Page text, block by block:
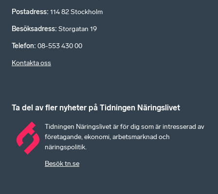
Postadress: 114 82 Stockholm
Besöksadress: Storgatan 19
Telefon: 08-553 430 00
Kontakta oss
Ta del av fler nyheter på Tidningen Näringslivet
Tidningen Näringslivet är för dig som är intresserad av
företagande, ekonomi, arbetsmarknad och
näringspolitik.
Besök tn.se